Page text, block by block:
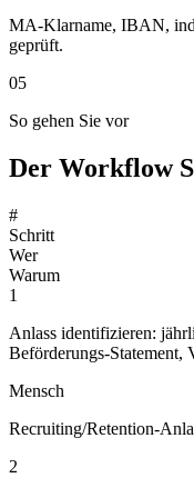
MA-Klarname, IBAN,
geprüft.
05
So gehen Sie vor
Der Workflow
#
Schritt
Wer
Warum
1
Anlass identifizieren:
Beförderungs-Statement,
Mensch
Recruiting/Retention-
2